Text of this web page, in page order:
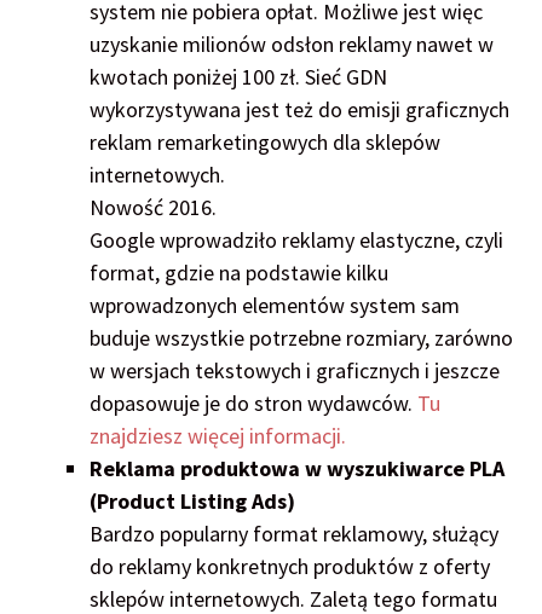
system nie pobiera opłat. Możliwe jest więc
uzyskanie milionów odsłon reklamy nawet w
kwotach poniżej 100 zł. Sieć GDN
wykorzystywana jest też do emisji graficznych
reklam remarketingowych dla sklepów
internetowych.
Nowość 2016.
Google wprowadziło reklamy elastyczne, czyli
format, gdzie na podstawie kilku
wprowadzonych elementów system sam
buduje wszystkie potrzebne rozmiary, zarówno
w wersjach tekstowych i graficznych i jeszcze
dopasowuje je do stron wydawców. Tu
znajdziesz więcej informacji.
Reklama produktowa w wyszukiwarce PLA
(Product Listing Ads)
Bardzo popularny format reklamowy, służący
do reklamy konkretnych produktów z oferty
sklepów internetowych. Zaletą tego formatu